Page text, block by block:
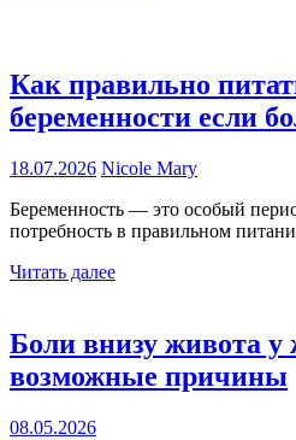
Как правильно
беременности если
18.07.2026 Nicole Mary
Беременность — это особый
потребность в правильном
Читать далее
Боли внизу живота
возможные причины
08.05.2026